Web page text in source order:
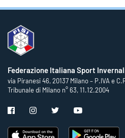
Federazione Italiana Sport
via Piranesi 46, 20137 Milano – P.IVA e
Tribunale di Milano n° 63, 11.12.2004